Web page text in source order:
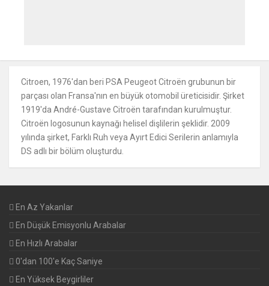
Citroen, 1976'dan beri PSA Peugeot Citroën grubunun bir
parçası olan Fransa'nın en büyük otomobil üreticisidir. Şirket
1919'da André-Gustave Citroën tarafından kurulmuştur.
Citroën logosunun kaynağı helisel dişlilerin şeklidir. 2009
yılında şirket, Farklı Ruh veya Ayırt Edici Serilerin anlamıyla
DS adlı bir bölüm oluşturdu.
En Az Yakanlar
En Düşük Emisyonlu Arabalar
En Hızlı Arabalar
0'dan 100'e Kaç Saniye
En Yüksek Beygirliler